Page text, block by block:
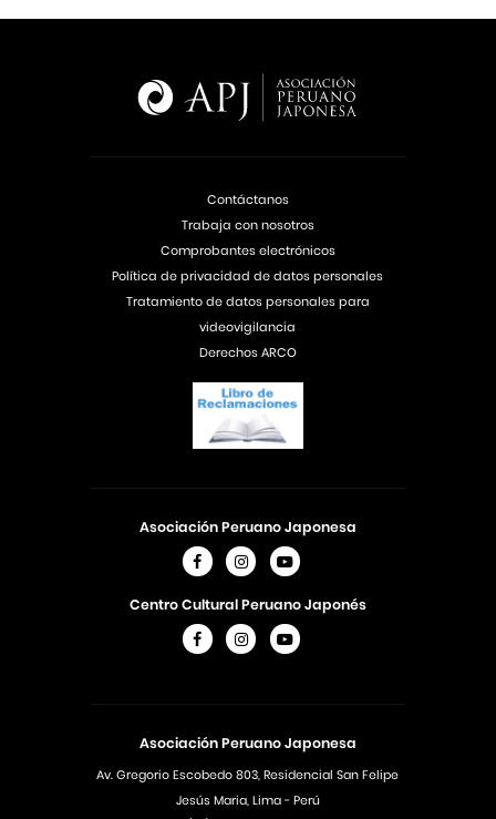
Asociación Peruano Japonesa
Av. Gregorio Escobedo 803, Residencial San Felipe
Jesús Maria, Lima - Perú
Asociación Peruano Japonesa
Centro Cultural Peruano Japonés
Contáctanos
Trabaja con nosotros
Comprobantes electrónicos
Política de privacidad de datos personales
Tratamiento de datos personales para
videovigilancia
Derechos ARCO